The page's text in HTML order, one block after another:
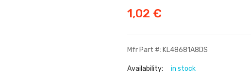
1,02 €
Mfr Part #: KL48681A8DS
Availability: in stock